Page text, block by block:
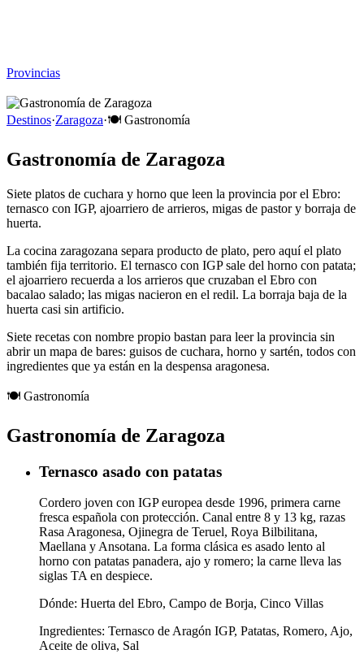
Provincias
Destinos·Zaragoza·🍽️ Gastronomía
Gastronomía de Zaragoza
Siete platos de cuchara y horno que leen la provincia por el Ebro:
ternasco con IGP, ajoarriero de arrieros, migas de pastor y borraja de
huerta.
La cocina zaragozana separa producto de plato, pero aquí el plato
también fija territorio. El ternasco con IGP sale del horno con patata;
el ajoarriero recuerda a los arrieros que cruzaban el Ebro con
bacalao salado; las migas nacieron en el redil. La borraja baja de la
huerta casi sin artificio.
Siete recetas con nombre propio bastan para leer la provincia sin
abrir un mapa de bares: guisos de cuchara, horno y sartén, todos con
ingredientes que ya están en la despensa aragonesa.
🍽️ Gastronomía
Gastronomía de Zaragoza
Ternasco asado con patatas
Cordero joven con IGP europea desde 1996, primera carne
fresca española con protección. Canal entre 8 y 13 kg, razas
Rasa Aragonesa, Ojinegra de Teruel, Roya Bilbilitana,
Maellana y Ansotana. La forma clásica es asado lento al
horno con patatas panadera, ajo y romero; la carne lleva las
siglas TA en despiece.
Dónde: Huerta del Ebro, Campo de Borja, Cinco Villas
Ingredientes: Ternasco de Aragón IGP, Patatas, Romero, Ajo,
Aceite de oliva, Sal